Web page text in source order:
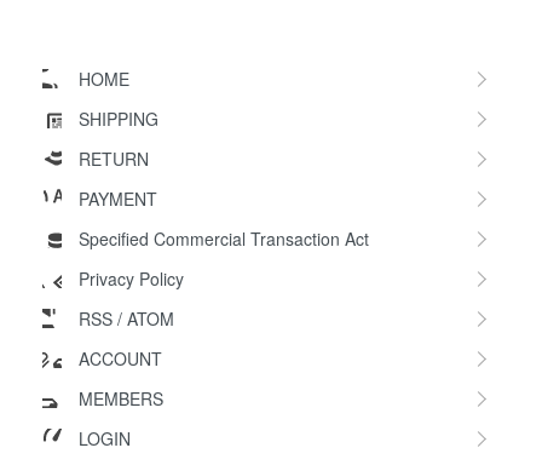
HOME
SHIPPING
RETURN
PAYMENT
Specified Commercial Transaction Act
Privacy Policy
RSS / ATOM
ACCOUNT
MEMBERS
LOGIN